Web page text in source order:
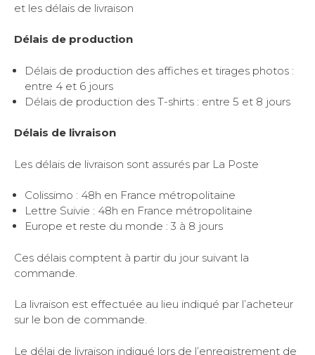
et les délais de livraison
Délais de production
Délais de production des affiches et tirages photos :
entre 4 et 6 jours
Délais de production des T-shirts : entre 5 et 8 jours
Délais de livraison
Les délais de livraison sont assurés par La Poste
Colissimo : 48h en France métropolitaine
Lettre Suivie : 48h en France métropolitaine
Europe et reste du monde : 3 à 8 jours
Ces délais comptent à partir du jour suivant la
commande.
La livraison est effectuée au lieu indiqué par l’acheteur
sur le bon de commande.
Le délai de livraison indiqué lors de l’enregistrement de